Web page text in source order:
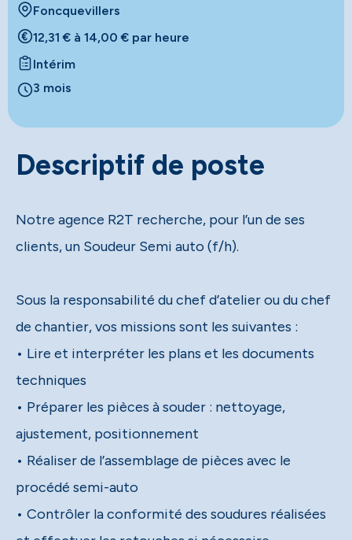
Foncquevillers
12,31 € à 14,00 € par heure
Intérim
3 mois
Descriptif de poste
Notre agence R2T recherche, pour l’un de ses
clients, un Soudeur Semi auto (f/h).
Sous la responsabilité du chef d’atelier ou du chef
de chantier, vos missions sont les suivantes :
• Lire et interpréter les plans et les documents
techniques
• Préparer les pièces à souder : nettoyage,
ajustement, positionnement
• Réaliser de l’assemblage de pièces avec le
procédé semi-auto
• Contrôler la conformité des soudures réalisées